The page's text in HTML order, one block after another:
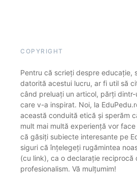
COPYRIGHT
Pentru că scrieți despre educație,
datorită acestui lucru, ar fi util să
când preluați un articol, părți
care v-a inspirat. Noi, la
această conduită etică și sperăm
mult mai multă experiență vor
că găsiți subiecte interesante pe
siguri că înțelegeți rugămintea
(cu link), ca o declarație reciprocă
profesionalism. Vă mulțumim!